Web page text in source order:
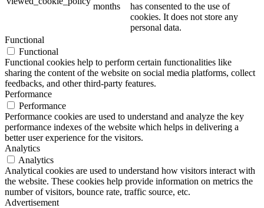
months
has consented to the use of
cookies. It does not store any
personal data.
Functional
Functional
Functional cookies help to perform certain functionalities like
sharing the content of the website on social media platforms, collect
feedbacks, and other third-party features.
Performance
Performance
Performance cookies are used to understand and analyze the key
performance indexes of the website which helps in delivering a
better user experience for the visitors.
Analytics
Analytics
Analytical cookies are used to understand how visitors interact with
the website. These cookies help provide information on metrics the
number of visitors, bounce rate, traffic source, etc.
Advertisement